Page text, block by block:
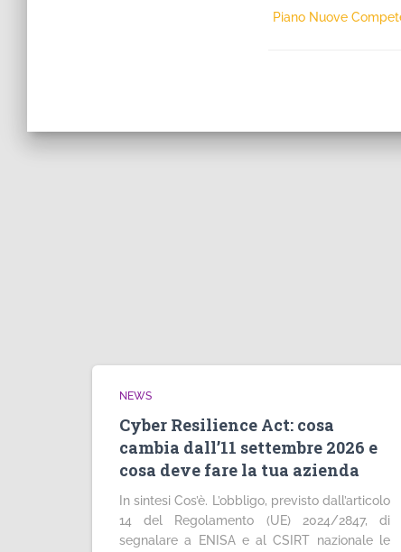
Piano Nuove
NEWS
Cyber Resilience Act: cosa
cambia dall’11 settembre 2026 e
cosa deve fare la tua azienda
In sintesi Cos’è. L’obbligo, previsto dall’articolo
14 del Regolamento (UE) 2024/2847, di
segnalare a ENISA e al CSIRT nazionale le